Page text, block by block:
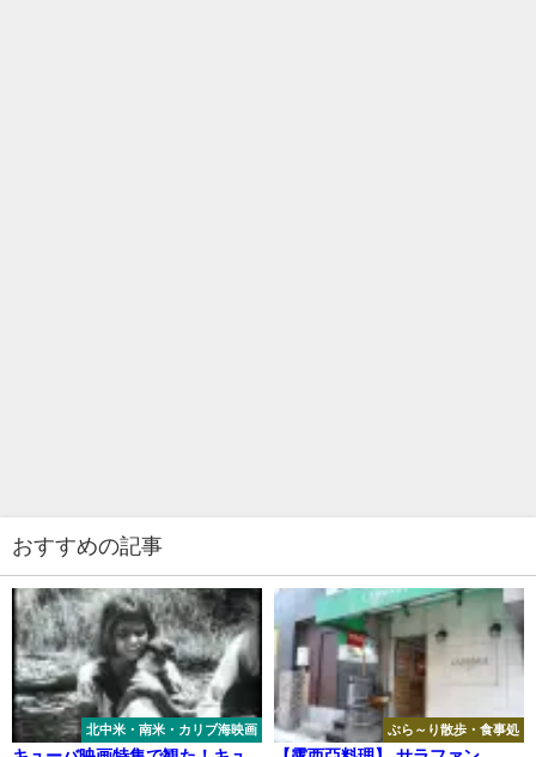
おすすめの記事
北中米・南米・カリブ海映画 ぶら～り散歩・食事処